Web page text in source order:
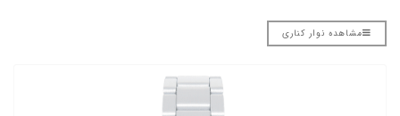
مشاهده نوار کناری